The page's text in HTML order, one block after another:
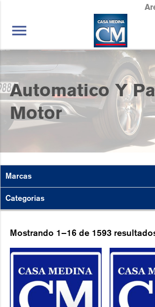
menu
Automatico Y
Motor
Marcas
Categorias
Mostrando 1–16 de 1593